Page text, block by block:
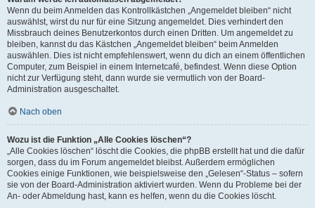
Wenn du beim Anmelden das Kontrollkästchen „Angemeldet bleiben“ nicht
auswählst, wirst du nur für eine Sitzung angemeldet. Dies verhindert den
Missbrauch deines Benutzerkontos durch einen Dritten. Um angemeldet zu
bleiben, kannst du das Kästchen „Angemeldet bleiben“ beim Anmelden
auswählen. Dies ist nicht empfehlenswert, wenn du dich an einem öffentlichen
Computer, zum Beispiel in einem Internetcafé, befindest. Wenn diese Option
nicht zur Verfügung steht, dann wurde sie vermutlich von der Board-
Administration ausgeschaltet.
Nach oben
Wozu ist die Funktion „Alle Cookies löschen“?
„Alle Cookies löschen“ löscht die Cookies, die phpBB erstellt hat und die dafür
sorgen, dass du im Forum angemeldet bleibst. Außerdem ermöglichen
Cookies einige Funktionen, wie beispielsweise den „Gelesen“-Status – sofern
sie von der Board-Administration aktiviert wurden. Wenn du Probleme bei der
An- oder Abmeldung hast, kann es helfen, wenn du die Cookies löscht.